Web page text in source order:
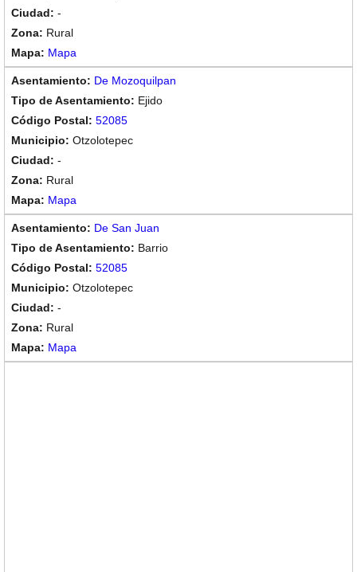
-
Rural
Mapa
De Mozoquilpan
Ejido
52085
Otzolotepec
-
Rural
Mapa
De San Juan
Barrio
52085
Otzolotepec
-
Rural
Mapa